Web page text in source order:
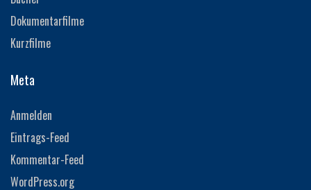
Dokumentarfilme
Kurzfilme
Meta
Anmelden
Eintrags-Feed
Kommentar-Feed
WordPress.org